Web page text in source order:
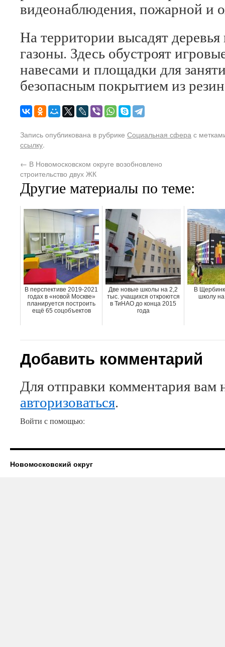
видеонаблюдения, пожарной и
На территории высадят
газоны. Здесь обустроят
навесами и площадки для
безопасным покрытием из
Запись опубликована в рубрике Социальная сфера с
ссылку.
← В Новомосковском округе возобновлено
строительство двух ЖК
Другие материалы по теме:
В перспективе 2019-2021
годах в «новой Москве»
планируется построить
ещё 65 соцобъектов
Две новые школы на 2,2
тыс. учащихся откроются
в ТиНАО до конца 2015
года
В
школу
Добавить комментарий
Для отправки комментария вам
авторизоваться.
Войти с помощью:
Новомосковский округ